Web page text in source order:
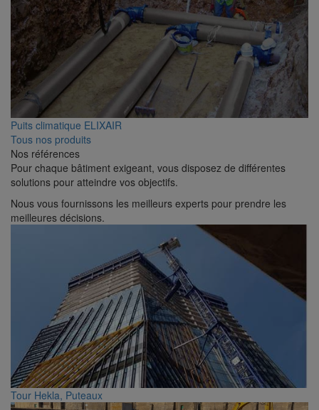
Puits climatique ELIXAIR
Tous nos produits
Nos références
Pour chaque bâtiment exigeant, vous disposez de différentes
solutions pour atteindre vos objectifs.
Nous vous fournissons les meilleurs experts pour prendre les
meilleures décisions.
Tour Hekla, Puteaux